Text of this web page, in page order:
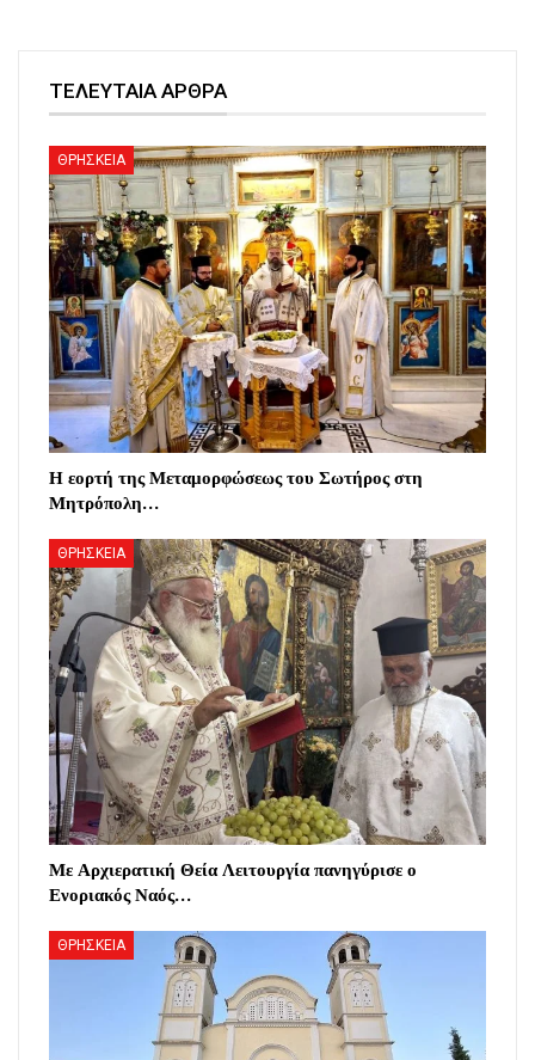
ΤΕΛΕΥΤΑΙΑ ΑΡΘΡΑ
ΘΡΗΣΚΕΙΑ
Η εορτή της Μεταμορφώσεως του Σωτήρος στη
Μητρόπολη…
ΘΡΗΣΚΕΙΑ
Με Αρχιερατική Θεία Λειτουργία πανηγύρισε ο
Ενοριακός Ναός…
ΘΡΗΣΚΕΙΑ